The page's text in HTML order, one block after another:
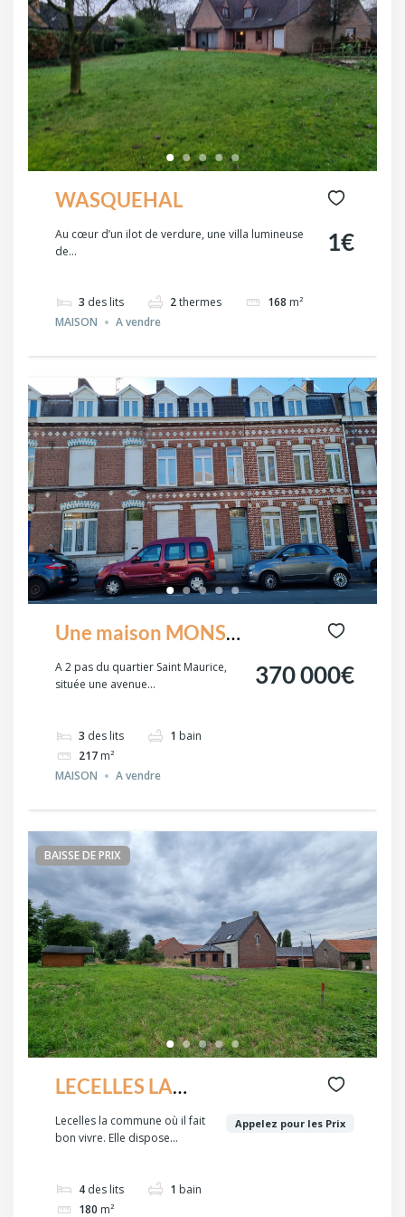
WASQUEHAL
Au cœur d’un ilot de verdure, une villa lumineuse
de...
3 des lits 2thermes 168 m²
1€
MAISON A vendre
Une maison MONS
en BAROEUL proche
du Parc des
Franciscaines
A 2 pas du quartier Saint Maurice,
située une avenue...
3 des lits 1 bain
217 m²
370 000€
MAISON A vendre
BAISSE DE PRIX
LECELLES LA
COMMUNE où il
fait bon vivre,
UNE MAISON de
village le second
Lecelles la commune où il fait
bon vivre. Elle dispose...
4 des lits 1 bain
180 m²
Appelez pour les Prix